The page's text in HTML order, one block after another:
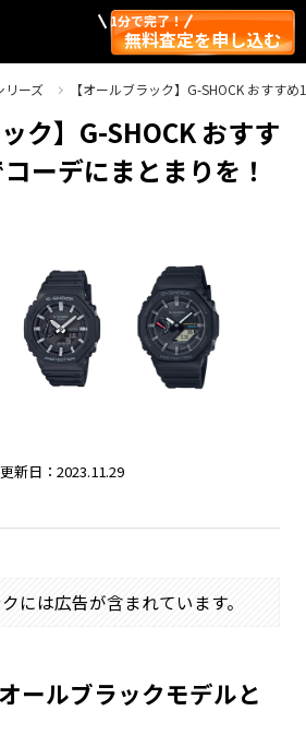
1分で完了！
無料査定を申し込む
リーズ 【オールブラック】G-SHOCK おすす
ク】G-SHOCK おすす
ーデにまとまりを！
新日：2023.11.29
には広告が含まれています。
ールブラックモデルと